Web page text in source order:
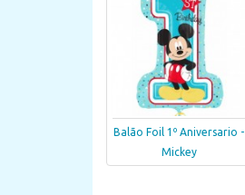
Balão Foil 1º Aniversario -
Mickey